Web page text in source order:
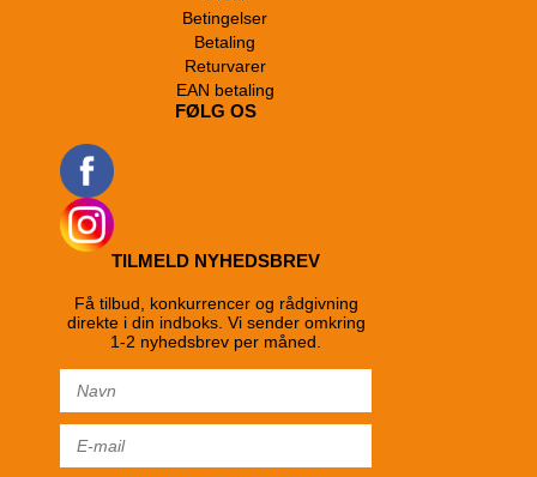
Betingelser
Betaling
Returvarer
EAN betaling
FØLG OS
TILMELD NYHEDSBREV
Få tilbud, konkurrencer og rådgivning
direkte i din indboks. Vi sender omkring
1-2 nyhedsbrev per måned.